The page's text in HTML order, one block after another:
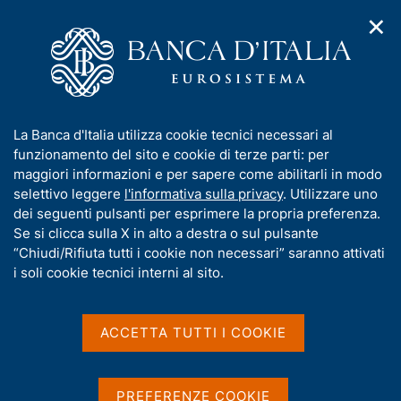
n
u
d
i
n
a
v
i
g
a
o
m
g
e
e
l
s
t
Chi siamo
Il ruolo della Banca
d'Italia
CondividiS
a
IN QUESTA PAGINA
✕
I
n
f
o
r
m
a
t
La Banca d'Italia utilizza cookie tecnici necessari al
funzionamento del sito e cookie di terze parti: per
maggiori informazioni e per sapere come abilitarli in modo
selettivo leggere l'informativa sulla privacy. Utilizzare uno
dei seguenti pulsanti per esprimere la propria preferenza.
Se si clicca sulla X in alto a destra o sul pulsante
“Chiudi/Rifiuta tutti i cookie non necessari” saranno attivati
i soli cookie tecnici interni al sito.
ACCETTA TUTTI I COOKIE
PREFERENZE COOKIE